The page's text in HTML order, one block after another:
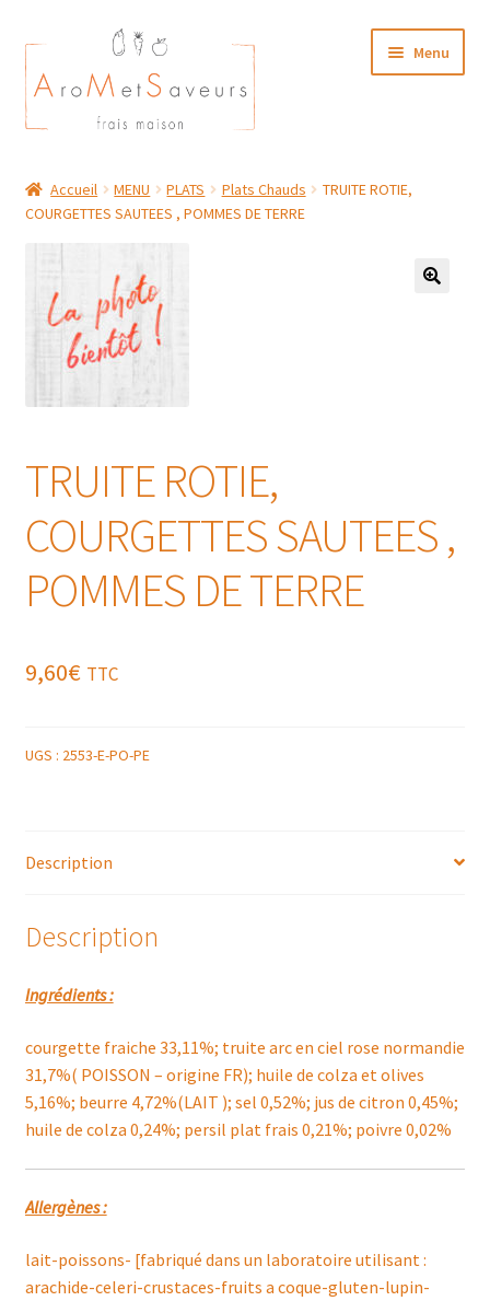
Aller
à
la
navigation
Aller
au
contenu
Menu
Plat du Jour/ Menu Week end
NOS BOUTIQUES
MON COMPTE
Accueil MENU PLATS Plats Chauds
TRUITE ROTIE,
COURGETTES SAUTEES , POMMES DE TERRE
TRUITE ROTIE,
COURGETTES SAUTEES ,
POMMES DE TERRE
9,60€ TTC
UGS : 2553-E-PO-PE
Description
Description
Ingrédients :
courgette fraiche 33,11%; truite arc en ciel rose normandie
31,7%( POISSON – origine FR); huile de colza et olives
5,16%; beurre 4,72%(LAIT ); sel 0,52%; jus de citron 0,45%;
huile de colza 0,24%; persil plat frais 0,21%; poivre 0,02%
Allergènes :
lait-poissons- [fabriqué dans un laboratoire utilisant :
arachide-celeri-crustaces-fruits a coque-gluten-lupin-